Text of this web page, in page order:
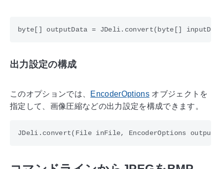
出力設定の構成
このオプションでは、 EncoderOptionsオブジェクトを
指定して、画像圧縮などの出力設定を構成できます。